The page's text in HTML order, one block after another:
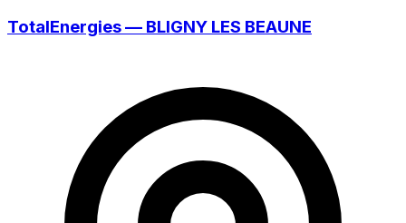
TotalEnergies — BLIGNY LES BEAUNE